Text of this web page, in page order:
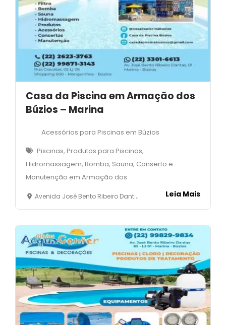
Casa da Piscina em Armação dos
Búzios – Marina
Acessórios para Piscinas em Búzios
Piscinas, Produtos para Piscinas,
Hidromassagem, Bomba, Sauna, Conserto e
Manutenção em Armação dos
Avenida José Bento Ribeiro Dantas, 01 - Marina - Armação dos Búzios - RJ Leia Mais